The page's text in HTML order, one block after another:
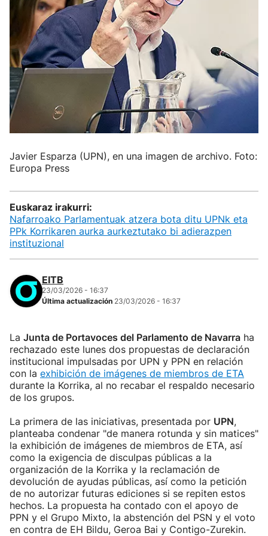
Javier Esparza (UPN), en una imagen de archivo. Foto:
Europa Press
Euskaraz irakurri:
Nafarroako Parlamentuak atzera bota ditu UPNk eta
PPk Korrikaren aurka aurkeztutako bi adierazpen
instituzional
EITB
23/03/2026 - 16:37
Última actualización 23/03/2026 - 16:37
La Junta de Portavoces del Parlamento de Navarra ha
rechazado este lunes dos propuestas de declaración
institucional impulsadas por UPN y PPN en relación
con la exhibición de imágenes de miembros de ETA
durante la Korrika, al no recabar el respaldo necesario
de los grupos.
La primera de las iniciativas, presentada por UPN,
planteaba condenar "de manera rotunda y sin matices"
la exhibición de imágenes de miembros de ETA, así
como la exigencia de disculpas públicas a la
organización de la Korrika y la reclamación de
devolución de ayudas públicas, así como la petición
de no autorizar futuras ediciones si se repiten estos
hechos. La propuesta ha contado con el apoyo de
PPN y el Grupo Mixto, la abstención del PSN y el voto
en contra de EH Bildu, Geroa Bai y Contigo-Zurekin.